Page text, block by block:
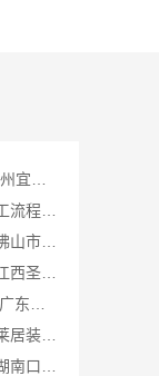
本地慕新不锈钢团队客厅施工流程指南
佛山顺德专业家装装饰就选佛山市雅居美家建筑装饰工程有限公司
国内专业室内装修费用预算江西圣匠新型环保
江阴房屋翻新价格多少？亿莱居装饰工程材料有限公司全流程品控